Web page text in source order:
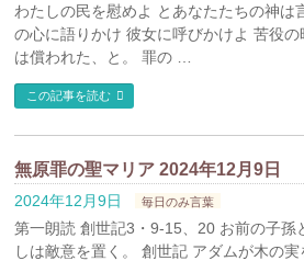
わたしの民を慰めよ とあなたたちの神は
の心に語りかけ 彼女に呼びかけよ 苦役
は償われた、と。 罪の …
この記事を読む
無原罪の聖マリア 2024年12月9日
2024年12月9日 毎日のみ言葉
第一朗読 創世記3・9-15、20 お前の子孫
しは敵意を置く。 創世記 アダムが木の